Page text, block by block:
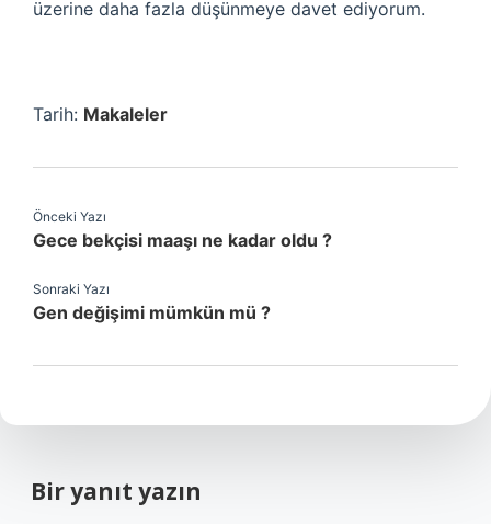
üzerine daha fazla düşünmeye davet ediyorum.
Tarih: Makaleler
Önceki Yazı
Gece bekçisi maaşı ne kadar oldu ?
Sonraki Yazı
Gen değişimi mümkün mü ?
Bir yanıt yazın